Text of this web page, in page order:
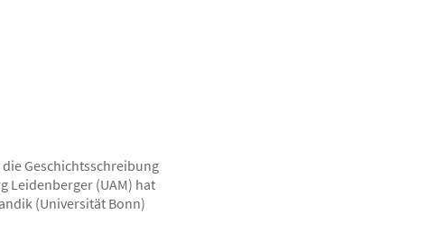
Geschichtsschreibung
Leidenberger (UAM) hat
(Universität Bonn)